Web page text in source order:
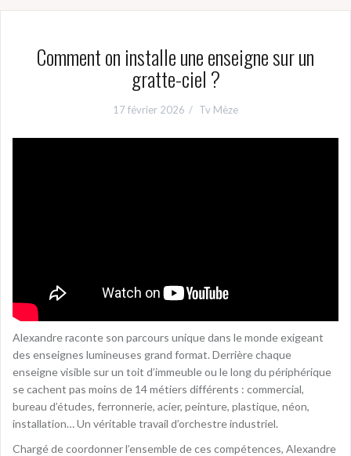
Comment on installe une enseigne sur un
gratte-ciel ?
17 février 2026 Tv Mèze
Alexandre raconte son parcours unique dans le monde exigeant
des enseignes lumineuses grand format. Derrière chaque
enseigne visible sur un toit d’immeuble ou le long du périphérique
se cachent pas moins de 14 métiers différents : commercial,
bureau d’études, ferronnerie, acier, peinture, plastique, néon,
installation… Un véritable travail d’orchestre industriel.
Chargé de coordonner l’ensemble de ces compétences, Alexandre